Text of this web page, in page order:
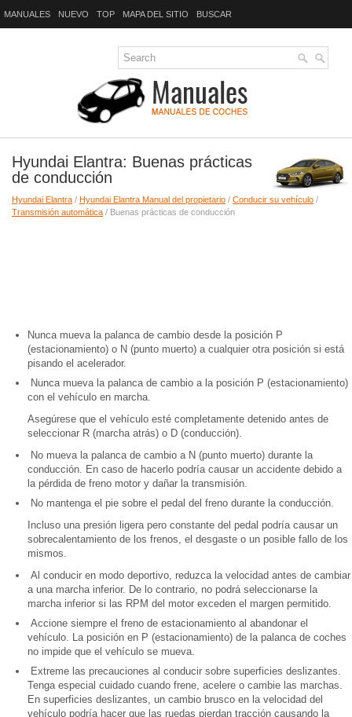
MANUALES NUEVO TOP MAPA DEL SITIO BUSCAR
Hyundai Elantra: Buenas prácticas
de conducción
Hyundai Elantra / Hyundai Elantra Manual del propietario / Conducir su vehículo /
Transmisión automática / Buenas prácticas de conducción
Nunca mueva la palanca de cambio desde la posición P
(estacionamiento) o N (punto muerto) a cualquier otra posición si está
pisando el acelerador.
Nunca mueva la palanca de cambio a la posición P (estacionamiento)
con el vehículo en marcha.
Asegúrese que el vehículo esté completamente detenido antes de
seleccionar R (marcha atrás) o D (conducción).
No mueva la palanca de cambio a N (punto muerto) durante la
conducción. En caso de hacerlo podría causar un accidente debido a
la pérdida de freno motor y dañar la transmisión.
No mantenga el pie sobre el pedal del freno durante la conducción.
Incluso una presión ligera pero constante del pedal podría causar un
sobrecalentamiento de los frenos, el desgaste o un posible fallo de los
mismos.
Al conducir en modo deportivo, reduzca la velocidad antes de cambiar
a una marcha inferior. De lo contrario, no podrá seleccionarse la
marcha inferior si las RPM del motor exceden el margen permitido.
Accione siempre el freno de estacionamiento al abandonar el
vehículo. La posición en P (estacionamiento) de la palanca de coches
no impide que el vehículo se mueva.
Extreme las precauciones al conducir sobre superficies deslizantes.
Tenga especial cuidado cuando frene, acelere o cambie las marchas.
En superficies deslizantes, un cambio brusco en la velocidad del
vehículo podría hacer que las ruedas pierdan tracción causando la